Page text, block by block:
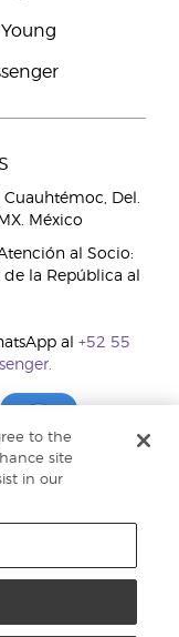
Cuauhtémoc, Del.
México
al Socio:
la República al
al +52 55
to the
site
in our